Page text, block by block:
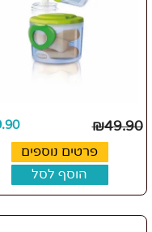
₪49.90
פרטים נוספים
הוסף לסל